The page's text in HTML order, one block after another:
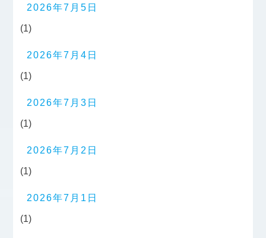
2026年7月5日
(1)
2026年7月4日
(1)
2026年7月3日
(1)
2026年7月2日
(1)
2026年7月1日
(1)